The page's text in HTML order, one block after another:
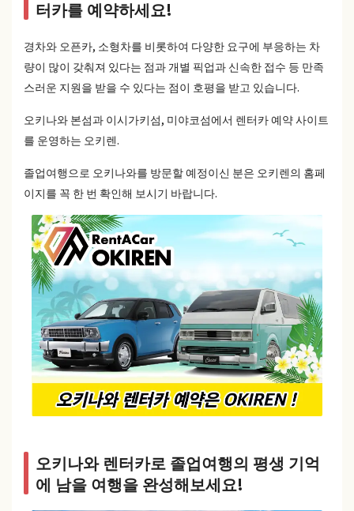
터카를 예약하세요!
경차와 오픈카, 소형차를 비롯하여 다양한 요구에 부응하는 차
량이 많이 갖춰져 있다는 점과 개별 픽업과 신속한 접수 등 만족
스러운 지원을 받을 수 있다는 점이 호평을 받고 있습니다.
오키나와 본섬과 이시가키섬, 미야코섬에서 렌터카 예약 사이트
를 운영하는 오키렌.
졸업여행으로 오키나와를 방문할 예정이신 분은 오키렌의 홈페
이지를 꼭 한 번 확인해 보시기 바랍니다.
오키나와 렌터카로 졸업여행의 평생 기억
에 남을 여행을 완성해보세요!